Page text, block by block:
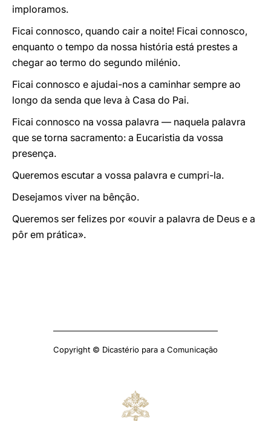
imploramos.
Ficai connosco, quando cair a noite! Ficai connosco,
enquanto o tempo da nossa história está prestes a
chegar ao termo do segundo milénio.
Ficai connosco e ajudai-nos a caminhar sempre ao
longo da senda que leva à Casa do Pai.
Ficai connosco na vossa palavra ― naquela palavra
que se torna sacramento: a Eucaristia da vossa
presença.
Queremos escutar a vossa palavra e cumpri-la.
Desejamos viver na bênção.
Queremos ser felizes por «ouvir a palavra de Deus e a
pôr em prática».
Copyright © Dicastério para a Comunicação